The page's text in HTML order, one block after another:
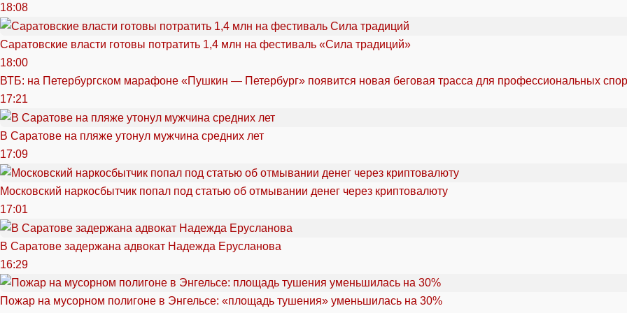
18:08
Саратовские власти готовы потратить 1,4 млн на фестиваль «Сила традиций»
18:00
ВТБ: на Петербургском марафоне «Пушкин — Петербург» появится новая беговая трасса для профессиональных
17:21
В Саратове на пляже утонул мужчина средних лет
17:09
Московский наркосбытчик попал под статью об отмывании денег через криптовалюту
17:01
В Саратове задержана адвокат Надежда Ерусланова
16:29
Пожар на мусорном полигоне в Энгельсе: «площадь тушения» уменьшилась на 30%